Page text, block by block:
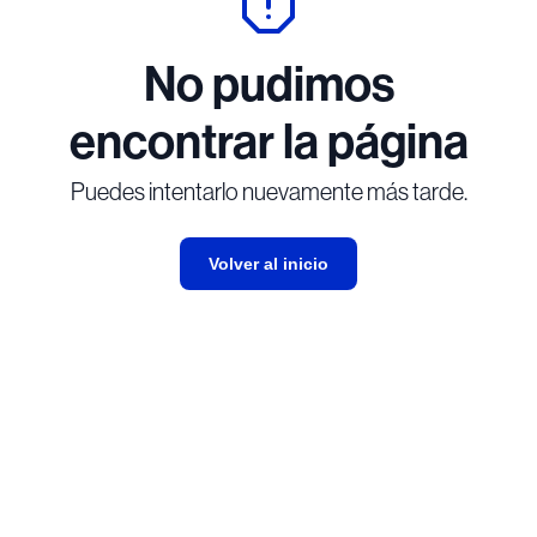
No pudimos
encontrar la página
Puedes intentarlo nuevamente más tarde.
Volver al inicio